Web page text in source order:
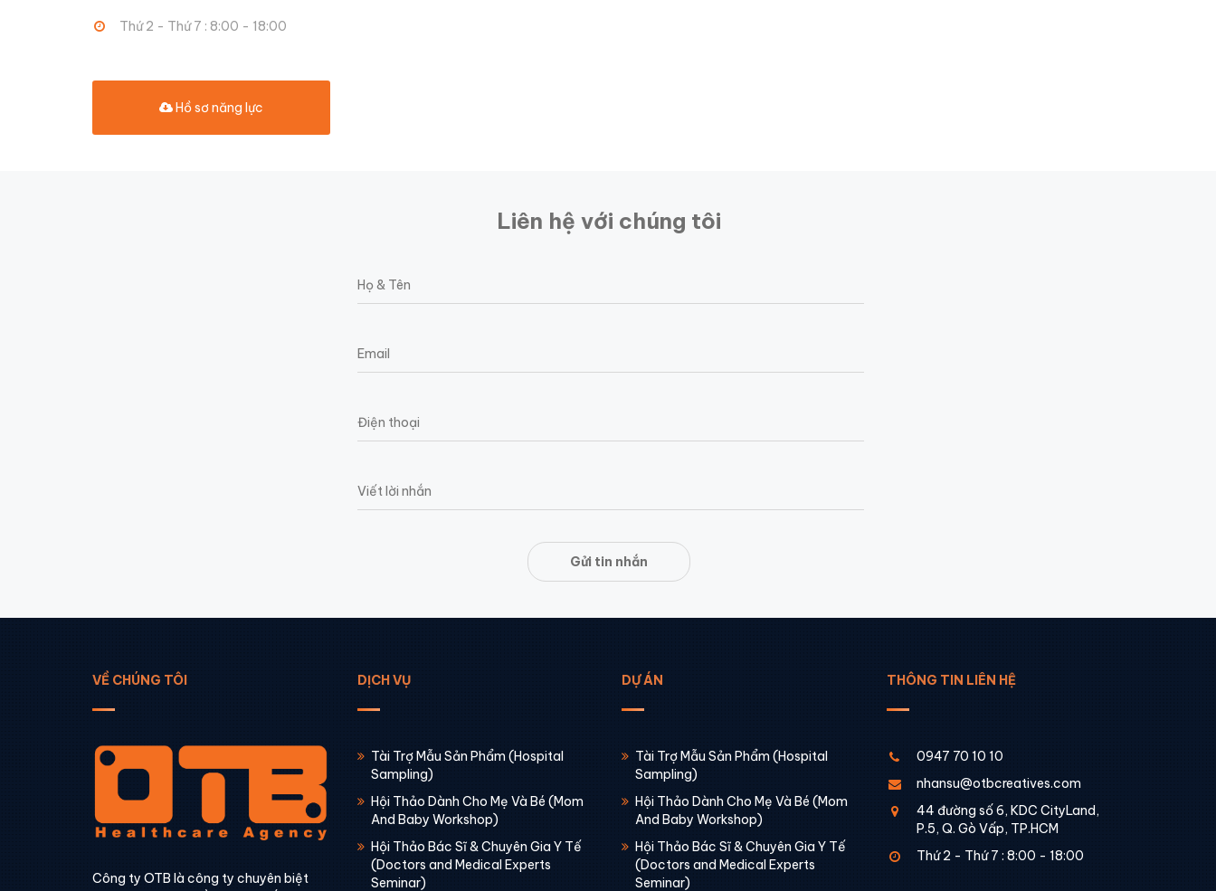
Thứ 2 - Thứ 7 : 8:00 - 18:00
Hồ sơ năng lực
Liên hệ với chúng tôi
Gửi tin nhắn
VỀ CHÚNG TÔI
Công ty OTB là công ty chuyên biệt
DỊCH VỤ
Tài Trợ Mẫu Sản Phẩm (Hospital
Sampling)
Hội Thảo Dành Cho Mẹ Và Bé (Mom
And Baby Workshop)
Hội Thảo Bác Sĩ & Chuyên Gia Y Tế
(Doctors and Medical Experts
Seminar)
DỰ ÁN
Tài Trợ Mẫu Sản Phẩm (Hospital
Sampling)
Hội Thảo Dành Cho Mẹ Và Bé (Mom
And Baby Workshop)
Hội Thảo Bác Sĩ & Chuyên Gia Y Tế
(Doctors and Medical Experts
Seminar)
THÔNG TIN LIÊN HỆ
0947 70 10 10
nhansu@otbcreatives.com
44 đường số 6, KDC CityLand,
P.5, Q. Gò Vấp, TP.HCM
Thứ 2 - Thứ 7 : 8:00 - 18:00